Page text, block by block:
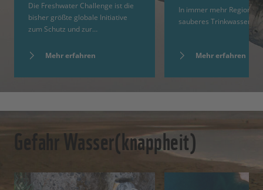
Die Freshwater Challenge ist die
bisher größte globale Initiative
zum Schutz und zur…
Mehr erfahren
In immer mehr Regionen
sauberes Trinkwasser
Mehr erfahren
Gefahr Wasser(knappheit)